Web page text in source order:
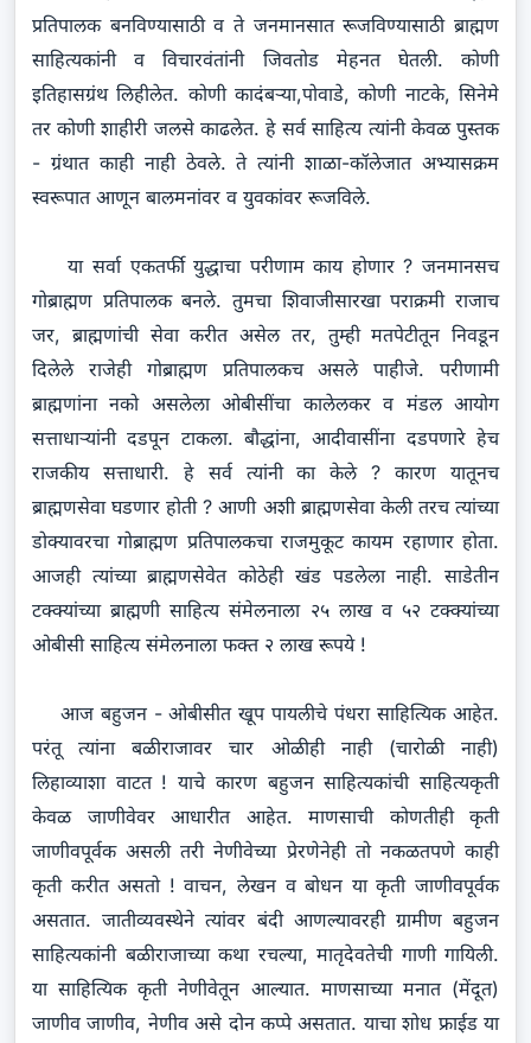
प्रतिपालक बनविण्यासाठी व ते जनमानसात रूजविण्यासाठी ब्राह्मण
साहित्यकांनी व विचारवंतांनी जिवतोड मेहनत घेतली. कोणी
इतिहासग्रंथ लिहीलेत. कोणी कादंबऱ्या,पोवाडे, कोणी नाटके, सिनेमे
तर कोणी शाहीरी जलसे काढलेत. हे सर्व साहित्य त्यांनी केवळ पुस्तक
- ग्रंथात काही नाही ठेवले. ते त्यांनी शाळा-कॉलेजात अभ्यासक्रम
स्वरूपात आणून बालमनांवर व युवकांवर रूजविले.
या सर्वा एकतर्फी युद्धाचा परीणाम काय होणार ? जनमानसच
गोब्राह्मण प्रतिपालक बनले. तुमचा शिवाजीसारखा पराक्रमी राजाच
जर, ब्राह्मणांची सेवा करीत असेल तर, तुम्ही मतपेटीतून निवडून
दिलेले राजेही गोब्राह्मण प्रतिपालकच असले पाहीजे. परीणामी
ब्राह्मणांना नको असलेला ओबीसींचा कालेलकर व मंडल आयोग
सत्ताधाऱ्यांनी दडपून टाकला. बौद्धांना, आदीवासींना दडपणारे हेच
राजकीय सत्ताधारी. हे सर्व त्यांनी का केले ? कारण यातूनच
ब्राह्मणसेवा घडणार होती ? आणी अशी ब्राह्मणसेवा केली तरच त्यांच्या
डोक्यावरचा गोब्राह्मण प्रतिपालकचा राजमुकूट कायम रहाणार होता.
आजही त्यांच्या ब्राह्मणसेवेत कोठेही खंड पडलेला नाही. साडेतीन
टक्क्यांच्या ब्राह्मणी साहित्य संमेलनाला २५ लाख व ५२ टक्क्यांच्या
ओबीसी साहित्य संमेलनाला फक्त २ लाख रूपये !
आज बहुजन - ओबीसीत खूप पायलीचे पंधरा साहित्यिक आहेत.
परंतू त्यांना बळीराजावर चार ओळीही नाही (चारोळी नाही)
लिहाव्याशा वाटत ! याचे कारण बहुजन साहित्यकांची साहित्यकृती
केवळ जाणीवेवर आधारीत आहेत. माणसाची कोणतीही कृती
जाणीवपूर्वक असली तरी नेणीवेच्या प्रेरणेनेही तो नकळतपणे काही
कृती करीत असतो ! वाचन, लेखन व बोधन या कृती जाणीवपूर्वक
असतात. जातीव्यवस्थेने त्यांवर बंदी आणल्यावरही ग्रामीण बहुजन
साहित्यकांनी बळीराजाच्या कथा रचल्या, मातृदेवतेची गाणी गायिली.
या साहित्यिक कृती नेणीवेतून आल्यात. माणसाच्या मनात (मेंदूत)
जाणीव जाणीव, नेणीव असे दोन कप्पे असतात. याचा शोध फ्राईड या